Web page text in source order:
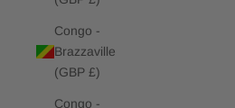
Congo -
Brazzaville
(GBP £)
Congo -